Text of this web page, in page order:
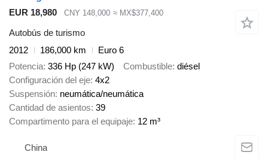
EUR 18,980
CNY 148,000 ≈ MX$377,400
Autobús de turismo
2012
186,000 km
Euro 6
Potencia 336 Hp (247 kW) Combustible diésel
Configuración del eje 4x2
Suspensión neumática/neumática
Cantidad de asientos 39
Compartimento para el equipaje 12 m³
China